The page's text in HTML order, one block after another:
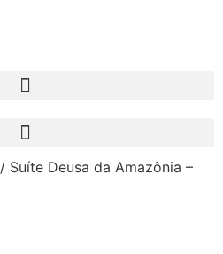
/ Suíte Deusa da Amazônia –